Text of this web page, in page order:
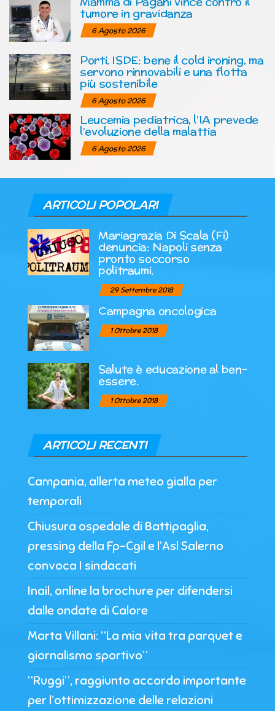
tumore in gravidanza
6 Agosto 2026
Porti, ISDE: bene il cold ironing, ma
servono rinnovabili e una flotta
più sostenibile
6 Agosto 2026
Leucemia pediatrica, l’IA prevede
l’evoluzione della malattia
6 Agosto 2026
ARTICOLI POPOLARI
Mariagrazia Di Scala (Fi)
denuncia: Napoli senza
pronto soccorso
politraumi.
29 Settembre 2018
Campagna oncologica
1 Ottobre 2018
Salute è educazione al ben-
essere.
1 Ottobre 2018
ARTICOLI RECENTI
Campania, allerta meteo gialla per
temporali
Chiusura ospedale di Battipaglia,
pressing della Fp-Cgil e l’Asl Salerno
convoca I sindacati
Inail, online la brochure per difendersi
dalle ondate di Calore
Marta Villani: “La mia vita tra parquet e
giornalismo sportivo”
“Ruggi”, raggiunto accordo importante
per l’ottimizzazione delle relazioni